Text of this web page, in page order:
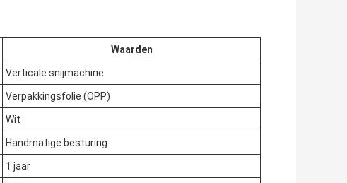
Waarden
Verticale snijmachine
Verpakkingsfolie (OPP)
Wit
Handmatige besturing
1 jaar